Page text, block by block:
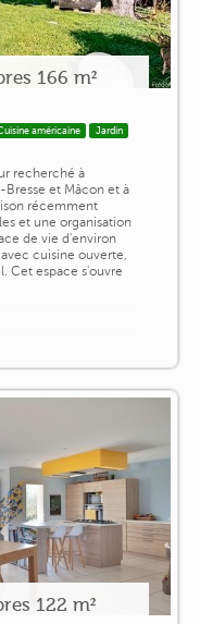
166 m²
américaine
Jardin
recherché à
et Mâcon et à
récemment
et une organisation
de vie d'environ
cuisine ouverte,
Cet espace s'ouvre
122 m²